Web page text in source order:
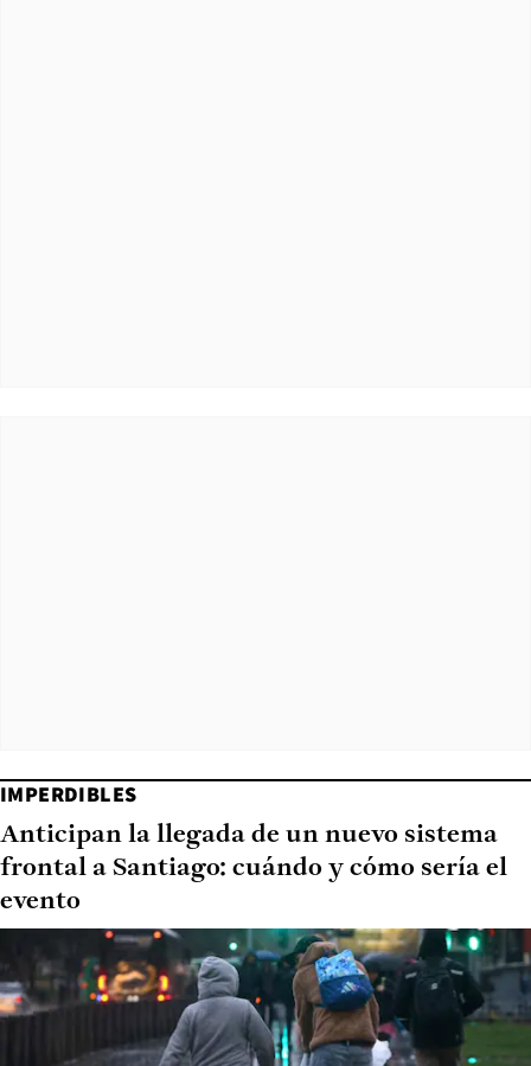
IMPERDIBLES
Anticipan la llegada de un nuevo sistema
frontal a Santiago: cuándo y cómo sería el
evento